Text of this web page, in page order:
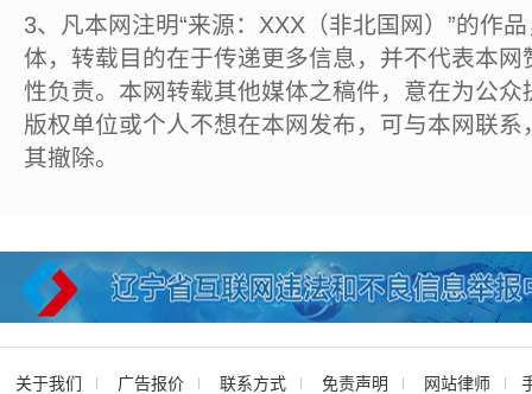
3、凡本网注明“来源：XXX（非北国网）”的作
体，转载目的在于传递更多信息，并不代表本
性负责。本网转载其他媒体之稿件，意在为公
版权单位或个人不想在本网发布，可与本网联
其撤除。
关于我们 广告报价 联系方式 免责声明 网站律师